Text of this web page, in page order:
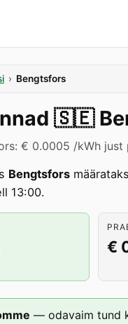
› Bengtsfors
🇸🇪
€ 0.0005 /kWh just
Bengtsfors
13:00.
€
— odavaim tund